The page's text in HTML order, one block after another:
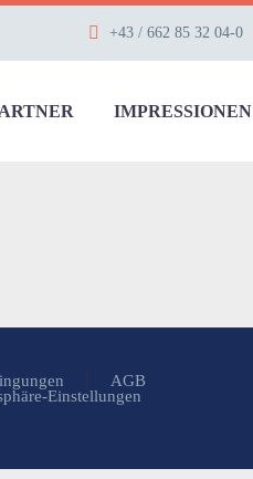
+43 / 662 85 32 04-0
IMPRESSIONEN
AGB
Einstellungen